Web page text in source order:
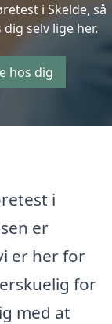
i Skelde, så
selv lige her.
hos dig
i
er
er her for
for
med at